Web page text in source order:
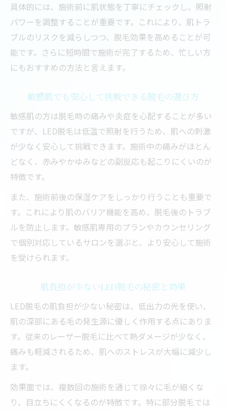
具体的には、施術前に肌状態を丁寧にチェックし、照射
パワーを調整することが重要です。これにより、肌トラ
ブルのリスクを減らしつつ、脱毛効果を高めることが可
能です。さらに短時間で施術が完了するため、忙しい方
にもおすすめの方法と言えます。
敏感肌でも安心して挑戦できる脱毛の選び方
敏感肌の方は脱毛時の痛みや炎症を心配することが多い
ですが、LED脱毛は低温で照射を行うため、肌への刺激
が少なく安心して挑戦できます。施術中の痛みがほとん
どなく、赤みやかゆみなどの副反応も起こりにくいのが
特徴です。
また、施術前後の保湿ケアをしっかり行うことも重要で
す。これにより肌のバリア機能を高め、脱毛後のトラブ
ルを防止します。敏感肌専用のプランやカウンセリング
で個別対応しているサロンを選ぶと、より安心して施術
を受けられます。
肌負担が少ないLED脱毛の秘密と効果
LED脱毛の肌負担が少ない秘密は、低出力の光を使い、
肌の深部にある毛の発生源に優しく作用する点にありま
す。従来のレーザー脱毛に比べて熱ダメージが少なく、
痛みも軽減されるため、肌へのストレスが大幅に減少し
ます。
効果面では、複数回の施術を通じて徐々に毛が細くな
り、目立ちにくくなるのが特徴です。特に部分脱毛では